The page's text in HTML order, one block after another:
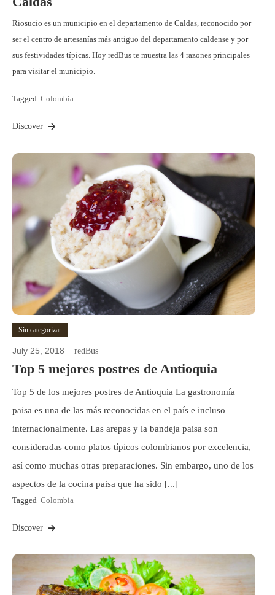
Riosucio es un municipio en el departamento de Caldas, reconocido por
ser el centro de artesanías más antiguo del departamento caldense y por
sus festividades típicas. Hoy redBus te muestra las 4 razones principales
para visitar el municipio.
Tagged Colombia
Discover
Sin categorizar
July 25, 2018 redBus
Top 5 mejores postres de Antioquia
Top 5 de los mejores postres de Antioquia La gastronomía
paisa es una de las más reconocidas en el país e incluso
internacionalmente. Las arepas y la bandeja paisa son
consideradas como platos típicos colombianos por excelencia,
así como muchas otras preparaciones. Sin embargo, uno de los
aspectos de la cocina paisa que ha sido [...]
Tagged Colombia
Discover